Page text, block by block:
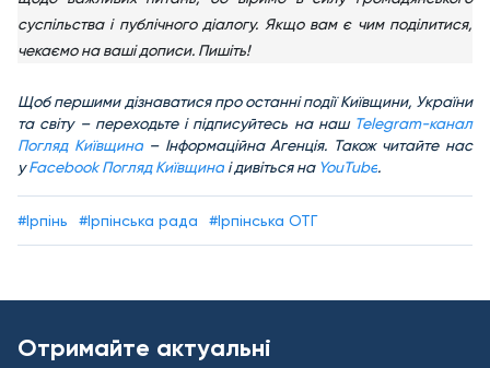
суспільства і публічного діалогу. Якщо вам є чим поділитися,
чекаємо на ваші дописи. Пишіть!
Щоб першими дізнаватися про останні події Київщини, України
та світу – переходьте і підписуйтесь на наш Telegram-канал
Погляд Київщина– Інформаційна Агенція. Також читайте нас
уFacebook Погляд Київщина і дивіться на YouTube.
#Ірпінь #Ірпінська рада #Ірпінська ОТГ
Отримайте актуальні